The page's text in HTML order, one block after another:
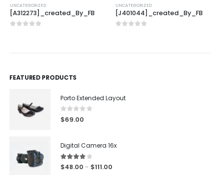
UNCATEGORIZED
[A312273]_created_By_FB
UNCATEGORIZED
[J401044]_created_By_FB
FEATURED PRODUCTS
Porto Extended Layout
0 out of 5
$69.00
Digital Camera 16x
4.00out of 5
$48.00 – $111.00